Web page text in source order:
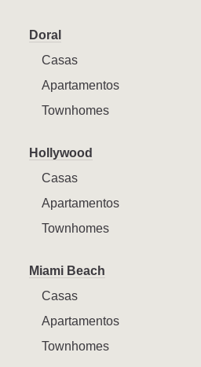
Doral
Casas
Apartamentos
Townhomes
Hollywood
Casas
Apartamentos
Townhomes
Miami Beach
Casas
Apartamentos
Townhomes